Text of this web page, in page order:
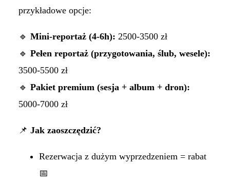
przykładowe opcje:
🔹 Mini-reportaż (4-6h): 2500-3500 zł
🔹 Pełen reportaż (przygotowania, ślub, wesele):
3500-5500 zł
🔹 Pakiet premium (sesja + album + dron):
5000-7000 zł
📌 Jak zaoszczędzić?
Rezerwacja z dużym wyprzedzeniem = rabat
📅